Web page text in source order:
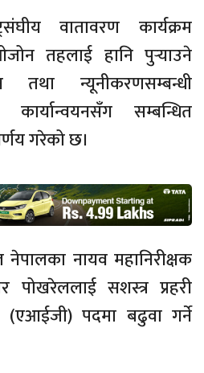
वातावरण कार्यक्रम
तहलाई हानि पुर्‍याउने
तथा न्यूनीकरणसम्बन्धी
कार्यान्वयनसँग सम्बन्धित
गरेको छ।
नायव महानिरीक्षक
पोखरेललाई सशस्त्र प्रहरी
(एआईजी) पदमा बढुवा गर्ने